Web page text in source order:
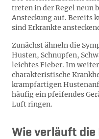
treten in der Regel neun
Ansteckung auf. Bereits
sind Erkrankte
Zunächst ähneln die
Husten, Schnupfen,
leichtes Fieber. Im
charakteristische
krampfartigen
häufig ein pfeifendes
Luft ringen.
Wie verläuft